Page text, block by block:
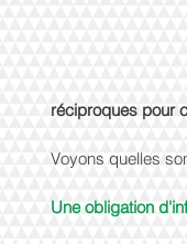
réciproques pour
Voyons quelles
Une obligation